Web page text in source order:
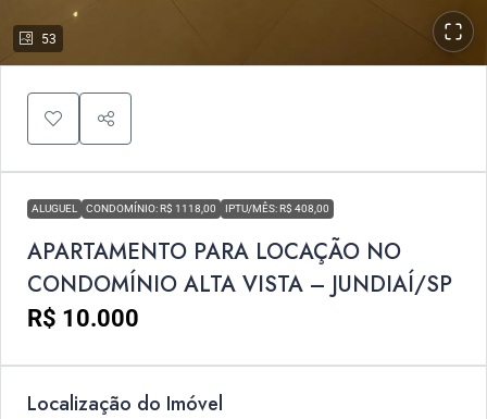
53
ALUGUEL CONDOMÍNIO: R$ 1118,00 IPTU/MÊS: R$ 408,00
APARTAMENTO PARA LOCAÇÃO NO
CONDOMÍNIO ALTA VISTA – JUNDIAÍ/SP
R$ 10.000
Localização do Imóvel